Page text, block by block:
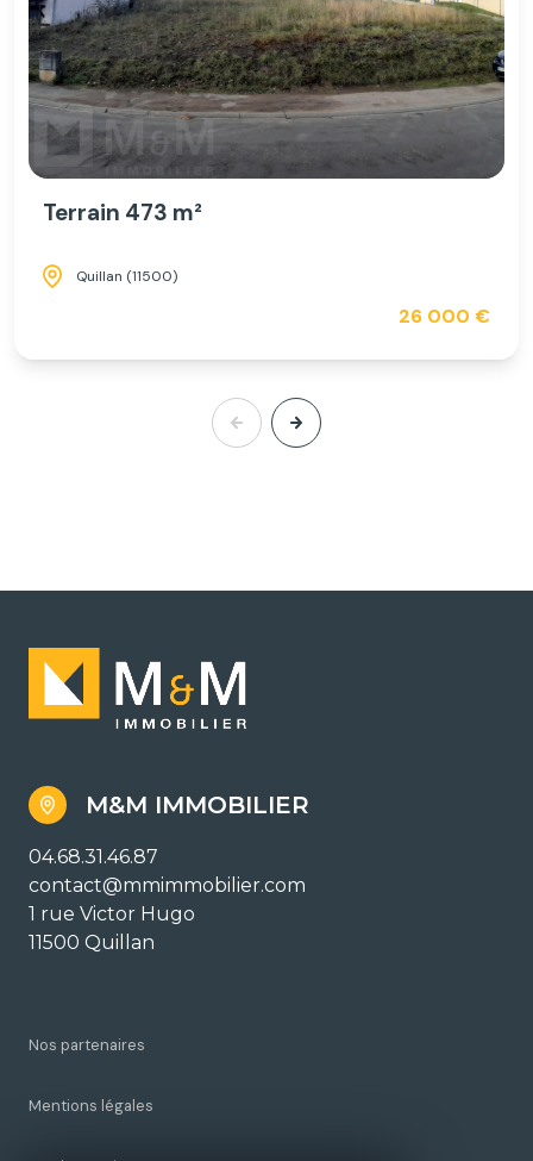
Terrain 473 m²
Quillan (11500)
26 000 €
M&M IMMOBILIER
04.68.31.46.87
contact@mmimmobilier.com
1 rue Victor Hugo
11500 Quillan
Nos partenaires
Mentions légales